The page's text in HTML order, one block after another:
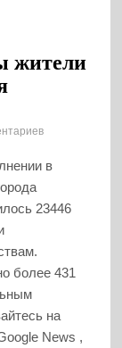
жители
в
23446
более 431
на
News ,